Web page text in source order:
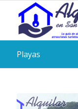
Playas